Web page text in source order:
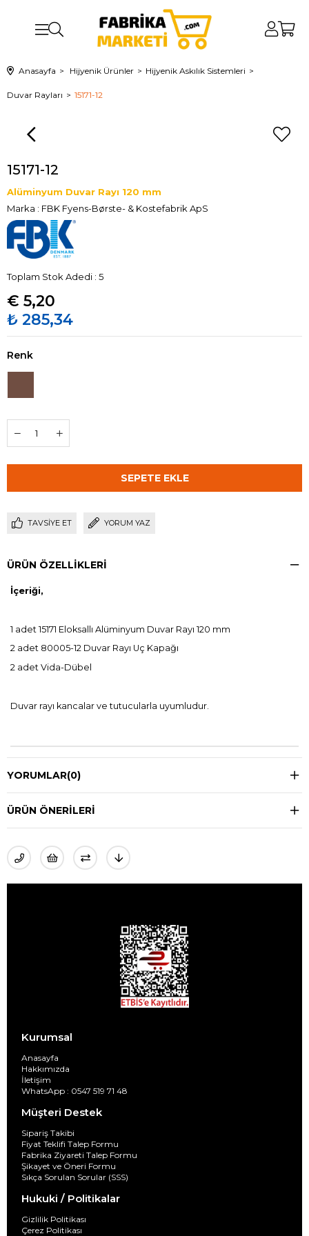
Anasayfa Hijyenik Ürünler Hijyenik Askılık Sistemleri
Duvar Rayları 15171-12
15171-12
Alüminyum Duvar Rayı 120 mm
Marka : FBK Fyens-Børste- & Kostefabrik ApS
Toplam Stok Adedi : 5
€ 5,20
₺ 285,34
Renk
TAVSIYE ET YORUM YAZ
ÜRÜN ÖZELLIKLERI
İçeriği,
1 adet 15171 Eloksallı Alüminyum Duvar Rayı 120 mm
2 adet 80005-12 Duvar Rayı Uç Kapağı
2 adet Vida-Dübel
Duvar rayı kancalar ve tutucularla uyumludur.
YORUMLAR(0)
ÜRÜN ÖNERILERI
Kurumsal
Anasayfa
Hakkımızda
İletişim
WhatsApp : 0547 519 71 48
Müşteri Destek
Sipariş Takibi
Fiyat Teklifi Talep Formu
Fabrika Ziyareti Talep Formu
Şikayet ve Öneri Formu
Sıkça Sorulan Sorular (SSS)
Hukuki / Politikalar
Gizlilik Politikası
Çerez Politikası